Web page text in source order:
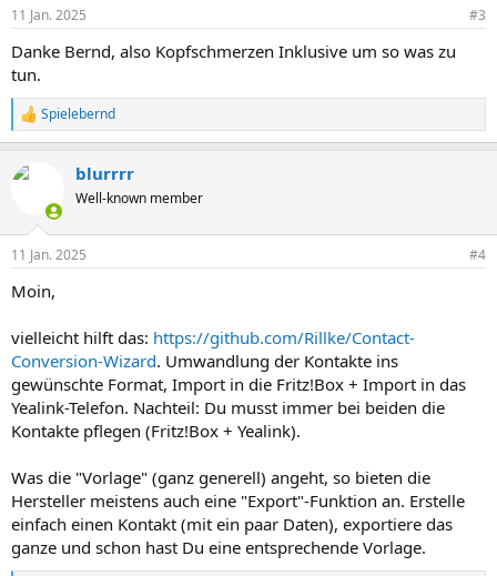
e
:
11 Jan. 2025 #3
Danke Bernd, also Kopfschmerzen Inklusive um so was zu
tun.
R
e
k
e
:
Spielebernd
blurrrr
Well-known member
11 Jan. 2025 #4
Moin,
vielleicht hilft das: https://github.com/Rillke/Contact-
Conversion-Wizard. Umwandlung der Kontakte ins
gewünschte Format, Import in die Fritz!Box + Import in das
Yealink-Telefon. Nachteil: Du musst immer bei beiden die
Kontakte pflegen (Fritz!Box + Yealink).
Was die "Vorlage" (ganz generell) angeht, so bieten die
Hersteller meistens auch eine "Export"-Funktion an. Erstelle
einfach einen Kontakt (mit ein paar Daten), exportiere das
ganze und schon hast Du eine entsprechende Vorlage.